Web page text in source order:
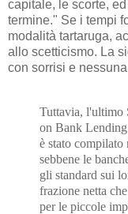
capitale, le scorte,
termine." Se i tempi
modalità tartaruga,
allo scetticismo. La
con sorrisi e
Tuttavia, l'ultimo
on Bank Lending
è stato
sebbene le
gli standard sui
frazione netta
per le piccole